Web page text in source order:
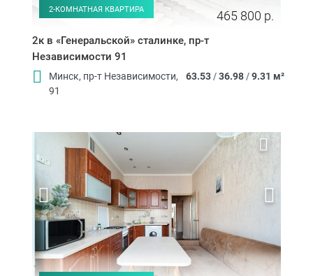
2-КОМНАТНАЯ КВАРТИРА 465 800 р.
2к в «Генеральской» сталинке, пр-т
Независимости 91
Минск, пр-т Независимости,
91
63.53/36.98/9.31 м²